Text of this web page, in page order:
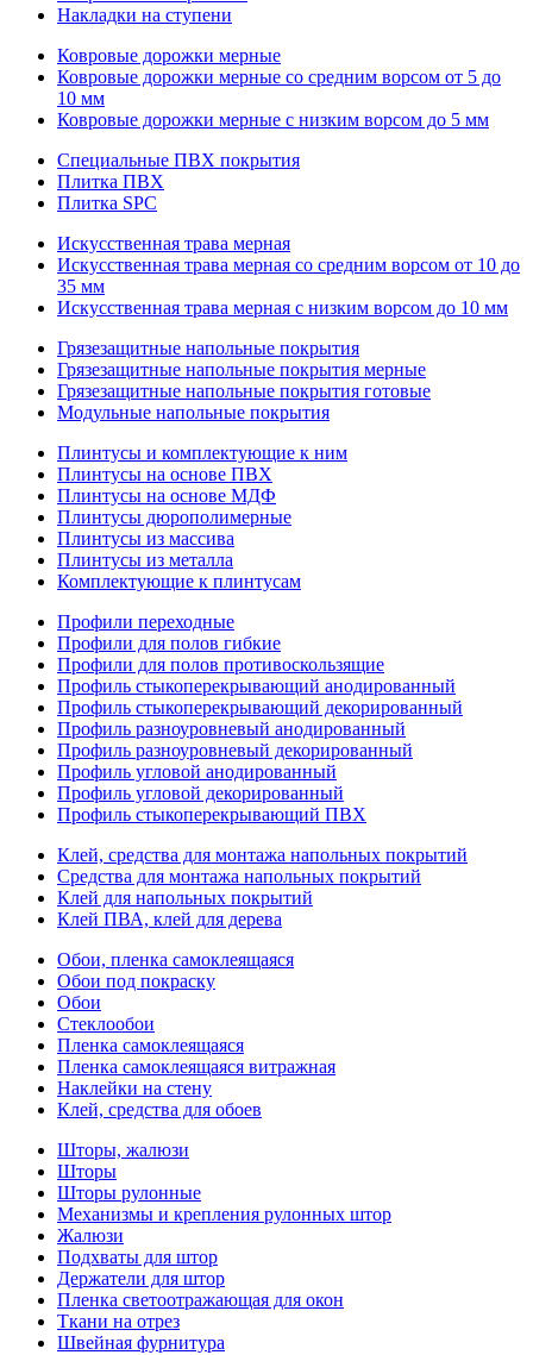
Накладки на ступени
Ковровые дорожки мерные
Ковровые дорожки мерные со средним ворсом от 5 до
10 мм
Ковровые дорожки мерные с низким ворсом до 5 мм
Специальные ПВХ покрытия
Плитка ПВХ
Плитка SPC
Искуccтвенная трава мерная
Искусственная трава мерная со средним ворсом от 10 до
35 мм
Искусственная трава мерная с низким ворсом до 10 мм
Грязезащитные напольные покрытия
Грязезащитные напольные покрытия мерные
Грязезащитные напольные покрытия готовые
Модульные напольные покрытия
Плинтусы и комплектующие к ним
Плинтусы на основе ПВХ
Плинтусы на основе МДФ
Плинтусы дюрополимерные
Плинтусы из массива
Плинтусы из металла
Комплектующие к плинтусам
Профили переходные
Профили для полов гибкие
Профили для полов противоскользящие
Профиль стыкоперекрывающий анодированный
Профиль стыкоперекрывающий декорированный
Профиль разноуровневый анодированный
Профиль разноуровневый декорированный
Профиль угловой анодированный
Профиль угловой декорированный
Профиль стыкоперекрывающий ПВХ
Клей, средства для монтажа напольных покрытий
Средства для монтажа напольных покрытий
Клей для напольных покрытий
Клей ПВА, клей для дерева
Обои, пленка самоклеящаяся
Обои под покраску
Обои
Стеклообои
Пленка самоклеящаяся
Пленка самоклеящаяся витражная
Наклейки на стену
Клей, средства для обоев
Шторы, жалюзи
Шторы
Шторы рулонные
Механизмы и крепления рулонных штор
Жалюзи
Подхваты для штор
Держатели для штор
Пленка светоотражающая для окон
Ткани на отрез
Швейная фурнитура